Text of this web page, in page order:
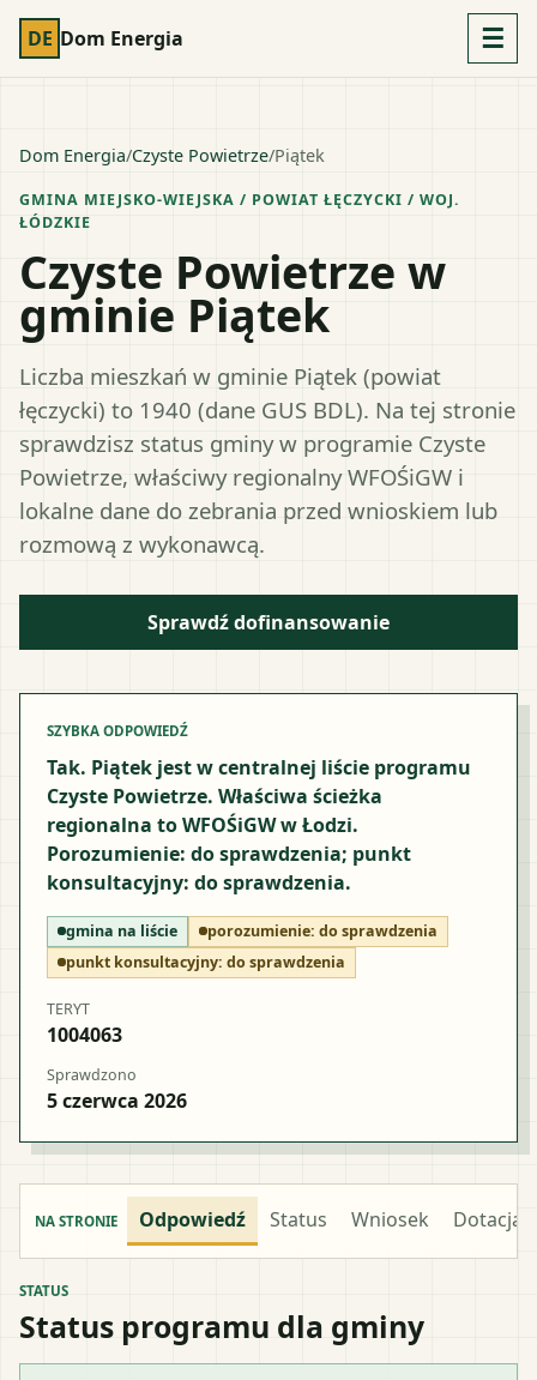
DE Dom Energia ☰
Dom Energia/Czyste Powietrze/Piątek
GMINA MIEJSKO-WIEJSKA / POWIAT ŁĘCZYCKI / WOJ.
ŁÓDZKIE
Czyste Powietrze w
gminie Piątek
Liczba mieszkań w gminie Piątek (powiat
łęczycki) to 1940 (dane GUS BDL). Na tej stronie
sprawdzisz status gminy w programie Czyste
Powietrze, właściwy regionalny WFOŚiGW i
lokalne dane do zebrania przed wnioskiem lub
rozmową z wykonawcą.
Sprawdź dofinansowanie
SZYBKA ODPOWIEDŹ
Tak. Piątek jest w centralnej liście programu
Czyste Powietrze. Właściwa ścieżka
regionalna to WFOŚiGW w Łodzi.
Porozumienie: do sprawdzenia; punkt
konsultacyjny: do sprawdzenia.
gmina na liście porozumienie: do sprawdzenia
punkt konsultacyjny: do sprawdzenia
TERYT
1004063
Sprawdzono
5 czerwca 2026
NA STRONIE Odpowiedź Status Wniosek Dotacja
STATUS
Status programu dla gminy